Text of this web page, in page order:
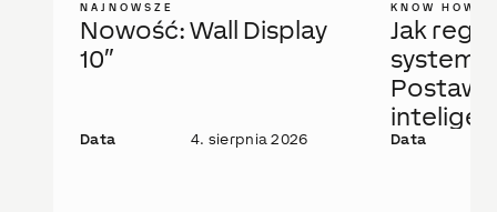
NAJNOWSZE
Nowość: Wall Display
10″
Data 4. sierpnia 2026
KNOW HOW
Jak
system
Postaw
Data